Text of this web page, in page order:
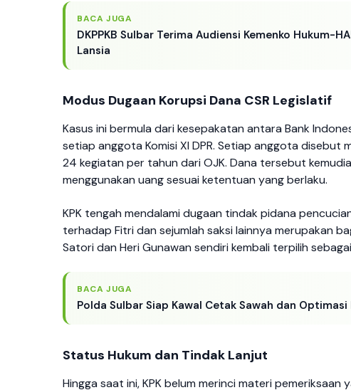
BACA JUGA
DKPPKB Sulbar Terima Audiensi Kemenko Hukum-
Lansia
Modus Dugaan Korupsi Dana CSR Legislatif
Kasus ini bermula dari kesepakatan antara Bank
setiap anggota Komisi XI DPR. Setiap anggota disebut
24 kegiatan per tahun dari OJK. Dana tersebut
menggunakan uang sesuai ketentuan yang berlaku.
KPK tengah mendalami dugaan tindak pidana
terhadap Fitri dan sejumlah saksi lainnya merupakan
Satori dan Heri Gunawan sendiri kembali terpilih
BACA JUGA
Polda Sulbar Siap Kawal Cetak Sawah dan
Status Hukum dan Tindak Lanjut
Hingga saat ini, KPK belum merinci materi